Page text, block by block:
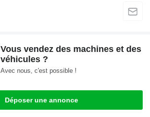
Vous vendez des machines et des
véhicules ?
Avec nous, c'est possible !
Déposer une annonce